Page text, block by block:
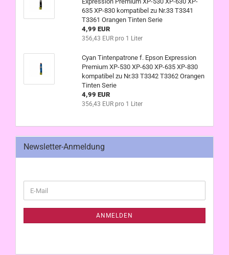
635 XP-830 kompatibel zu Nr.33 T3341
T3361 Orangen Tinten Serie
4,99 EUR
356,43 EUR pro 1 Liter
Cyan Tintenpatrone f. Epson Expression
Premium XP-530 XP-630 XP-635 XP-830
kompatibel zu Nr.33 T3342 T3362 Orangen
Tinten Serie
4,99 EUR
356,43 EUR pro 1 Liter
Newsletter-Anmeldung
ZUR
E-
Mail
ANMELDEN